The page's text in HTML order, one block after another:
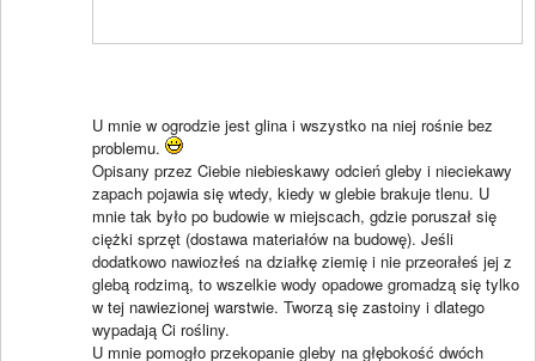
U mnie w ogrodzie jest glina i wszystko na niej rośnie bez
problemu.
Opisany przez Ciebie niebieskawy odcień gleby i nieciekawy
zapach pojawia się wtedy, kiedy w glebie brakuje tlenu. U
mnie tak było po budowie w miejscach, gdzie poruszał się
ciężki sprzęt (dostawa materiałów na budowę). Jeśli
dodatkowo nawiozłeś na działkę ziemię i nie przeorałeś jej z
glebą rodzimą, to wszelkie wody opadowe gromadzą się tylko
w tej nawiezionej warstwie. Tworzą się zastoiny i dlatego
wypadają Ci rośliny.
U mnie pomogło przekopanie gleby na głębokość dwóch